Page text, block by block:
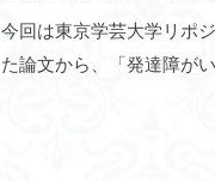
今回は東京学芸大学リポ
た論文から、「発達障が